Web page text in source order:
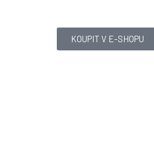
KOUPIT V E-SHOPU